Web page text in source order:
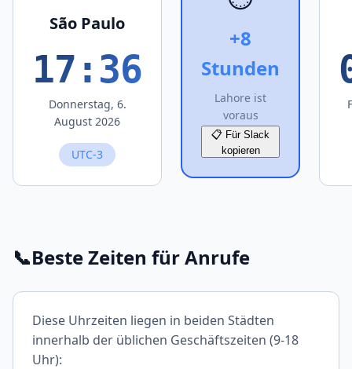
São Paulo
17:36
Donnerstag, 6.
August 2026
UTC-3
+8
Stunden
Lahore ist
voraus
📋 Für Slack
kopieren
📞Beste Zeiten für Anrufe
Diese Uhrzeiten liegen in beiden Städten
innerhalb der üblichen Geschäftszeiten (9-18
Uhr):